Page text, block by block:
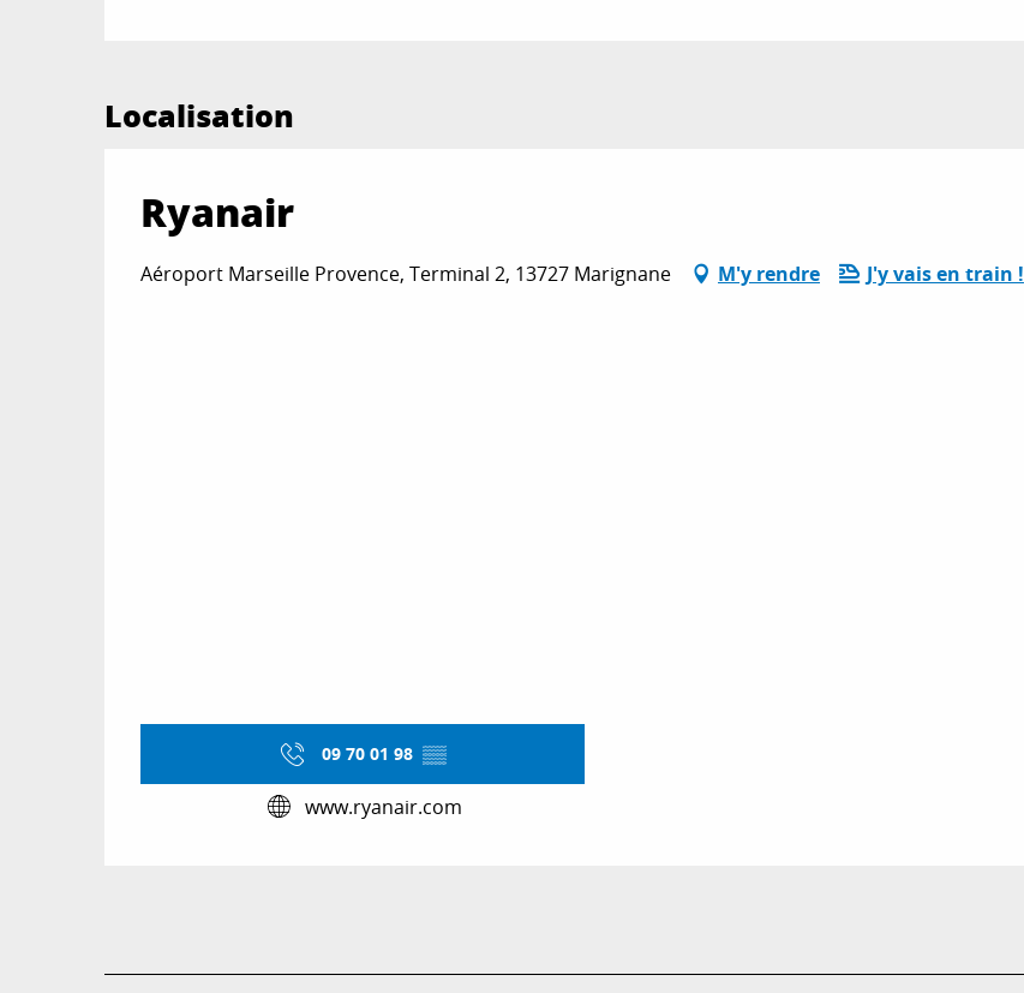
Localisation
Ryanair
Aéroport Marseille Provence, Terminal 2, 13727 Marignane M'y rendre J'y vais en train !
09 70 01 98 ▒▒
www.ryanair.com